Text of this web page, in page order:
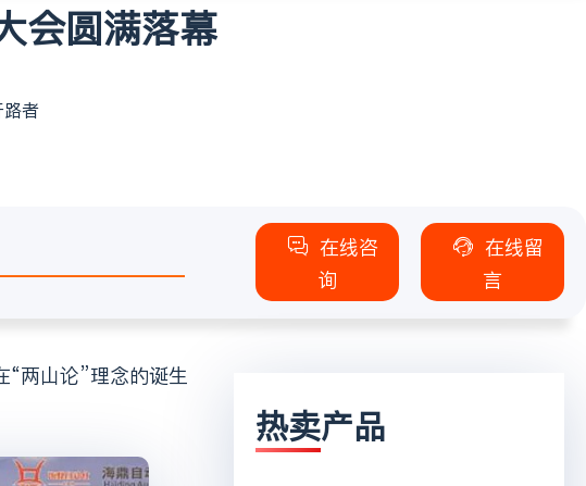
会圆满落幕
路者
在线咨
询
在线留
言
热卖产品